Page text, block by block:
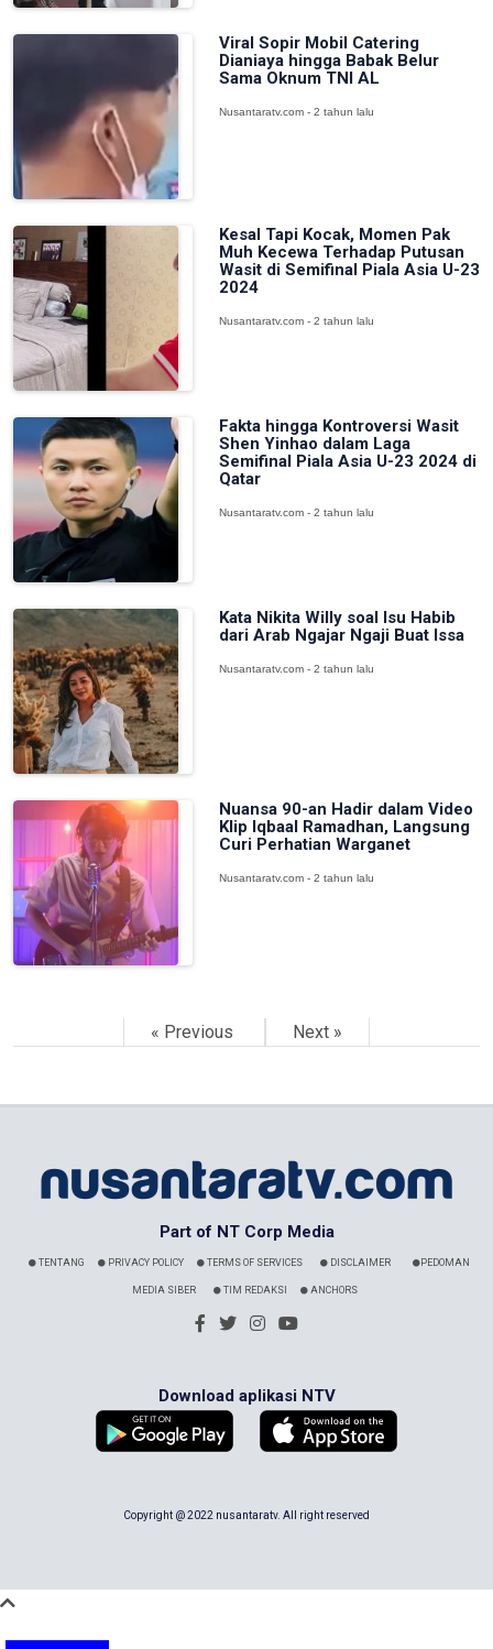
Viral Sopir Mobil Catering
Dianiaya hingga Babak Belur
Sama Oknum TNI AL
Nusantaratv.com - 2 tahun lalu
Kesal Tapi Kocak, Momen Pak
Muh Kecewa Terhadap Putusan
Wasit di Semifinal Piala Asia U-23
2024
Nusantaratv.com - 2 tahun lalu
Fakta hingga Kontroversi Wasit
Shen Yinhao dalam Laga
Semifinal Piala Asia U-23 2024 di
Qatar
Nusantaratv.com - 2 tahun lalu
Kata Nikita Willy soal Isu Habib
dari Arab Ngajar Ngaji Buat Issa
Nusantaratv.com - 2 tahun lalu
Nuansa 90-an Hadir dalam Video
Klip Iqbaal Ramadhan, Langsung
Curi Perhatian Warganet
Nusantaratv.com - 2 tahun lalu
« Previous Next »
Part of NT Corp Media
TENTANG PRIVACY POLICY TERMS OF SERVICES DISCLAIMER PEDOMAN
MEDIA SIBER TIM REDAKSI ANCHORS
Download aplikasi NTV
Copyright @ 2022 nusantaratv. All right reserved